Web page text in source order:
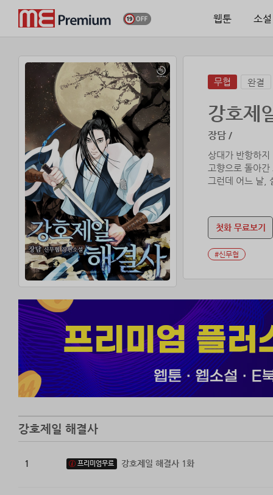
웹툰 소설
무협 완결
강호제
장담 /
상대가 반항하
고향으로 돌아
그런데 어느 날
첫화 무료보기
#신무협
강호제일 해결사
1 프리미엄무료 강호제일 해결사 1화